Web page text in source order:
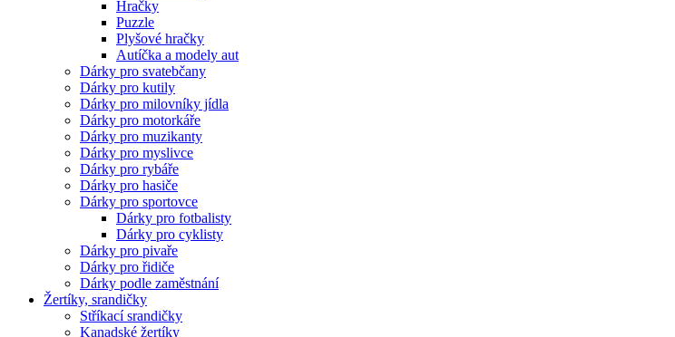
Hračky
Puzzle
Plyšové hračky
Autíčka a modely aut
Dárky pro svatebčany
Dárky pro kutily
Dárky pro milovníky jídla
Dárky pro motorkáře
Dárky pro muzikanty
Dárky pro myslivce
Dárky pro rybáře
Dárky pro hasiče
Dárky pro sportovce
Dárky pro fotbalisty
Dárky pro cyklisty
Dárky pro pivaře
Dárky pro řidiče
Dárky podle zaměstnání
Žertíky, srandičky
Stříkací srandičky
Kanadské žertíky